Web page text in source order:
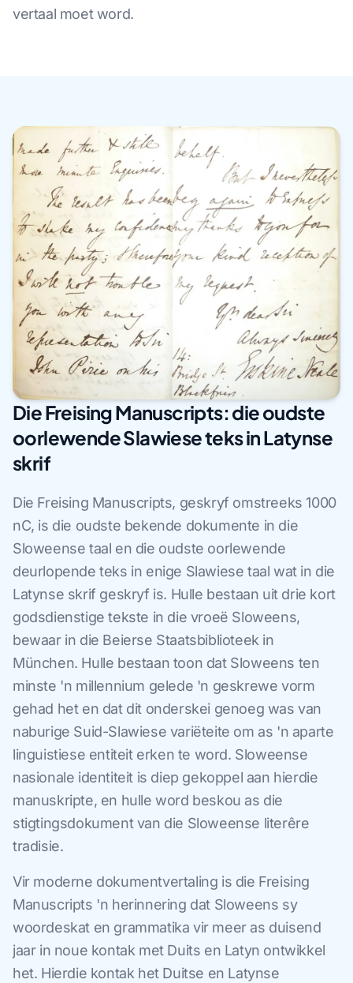
vertaal moet word.
Die Freising Manuscripts: die oudste
oorlewende Slawiese teks in Latynse
skrif
Die Freising Manuscripts, geskryf omstreeks 1000
nC, is die oudste bekende dokumente in die
Sloweense taal en die oudste oorlewende
deurlopende teks in enige Slawiese taal wat in die
Latynse skrif geskryf is. Hulle bestaan uit drie kort
godsdienstige tekste in die vroeë Sloweens,
bewaar in die Beierse Staatsbiblioteek in
München. Hulle bestaan toon dat Sloweens ten
minste 'n millennium gelede 'n geskrewe vorm
gehad het en dat dit onderskei genoeg was van
naburige Suid-Slawiese variëteite om as 'n aparte
linguistiese entiteit erken te word. Sloweense
nasionale identiteit is diep gekoppel aan hierdie
manuskripte, en hulle word beskou as die
stigtingsdokument van die Sloweense literêre
tradisie.
Vir moderne dokumentvertaling is die Freising
Manuscripts 'n herinnering dat Sloweens sy
woordeskat en grammatika vir meer as duisend
jaar in noue kontak met Duits en Latyn ontwikkel
het. Hierdie kontak het Duitse en Latynse